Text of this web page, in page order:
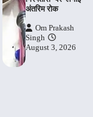
अंतरिम रोक
Om Prakash
Singh
August 3, 2026